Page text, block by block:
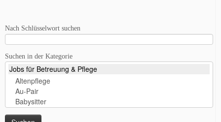
Nach Schlüsselwort suchen
Suchen in der Kategorie